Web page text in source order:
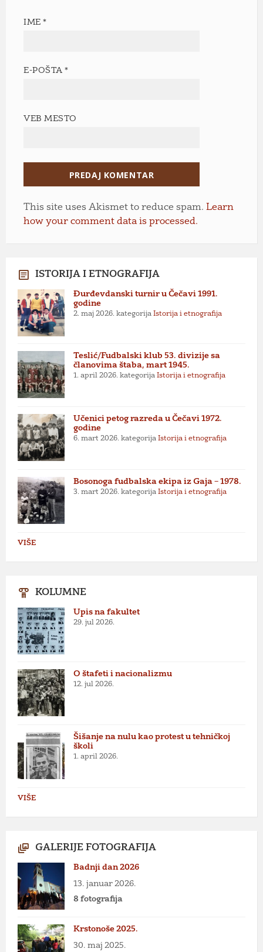
IME*
E-POŠTA*
VEB MESTO
This site uses Akismet to reduce spam. Learn
how your comment data is processed.
ISTORIJA I ETNOGRAFIJA
Đurđevdanski turnir u Čečavi 1991.
godine
2. maj 2026. kategorija Istorija i etnografija
Teslić/Fudbalski klub 53. divizije sa
članovima štaba, mart 1945.
1. april 2026. kategorija Istorija i etnografija
Učenici petog razreda u Čečavi 1972.
godine
6. mart 2026. kategorija Istorija i etnografija
Bosonoga fudbalska ekipa iz Gaja – 1978.
3. mart 2026. kategorija Istorija i etnografija
VIŠE
KOLUMNE
Upis na fakultet
29. jul 2026.
O štafeti i nacionalizmu
12. jul 2026.
Šišanje na nulu kao protest u tehničkoj
školi
1. april 2026.
VIŠE
GALERIJE FOTOGRAFIJA
Badnji dan 2026
13. januar 2026.
8 fotografija
Krstonoše 2025.
30. maj 2025.